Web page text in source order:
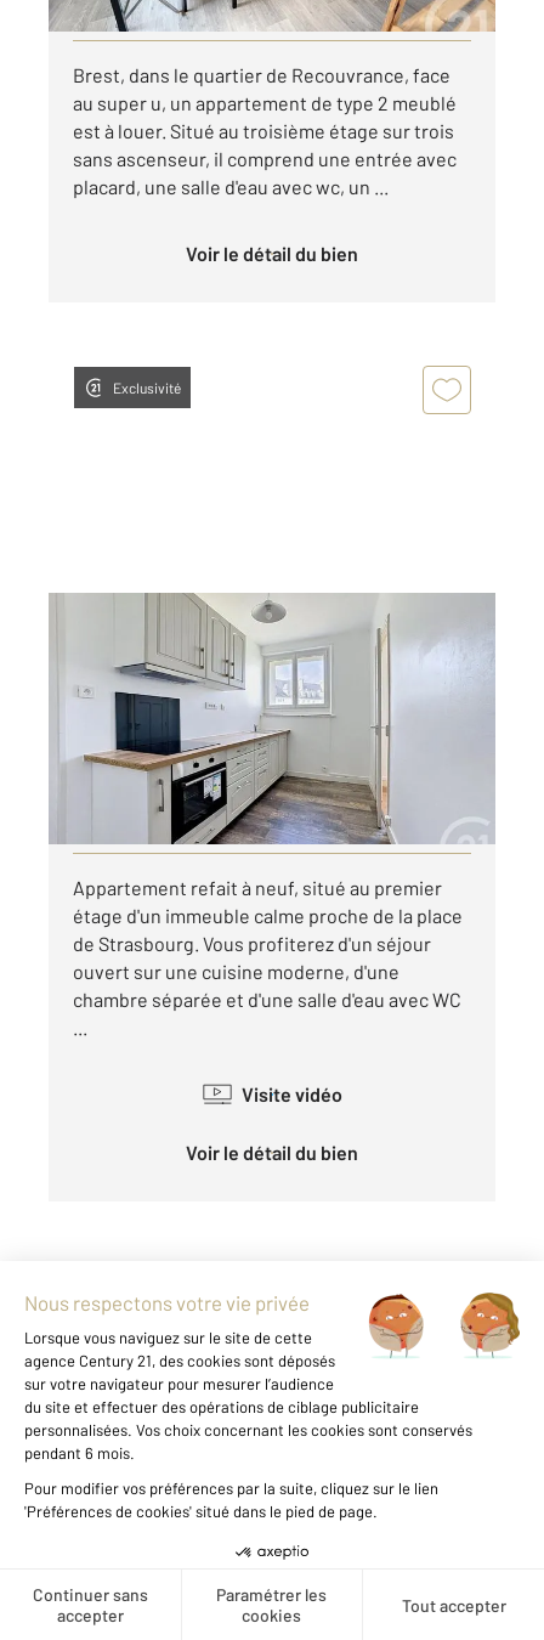
Créer une alerte
Visiter le site dédié
Brest, dans le quartier de Recouvrance, face
au super u, un appartement de type 2 meublé
est à louer. Situé au troisième étage sur trois
sans ascenseur, il comprend une entrée avec
placard, une salle d'eau avec wc, un ...
Voir le détail du bien
Exclusivité
, 2 pièces
Ref : 7618
Appartement T2 à louer
580 €
par mois charges comprises
Visiter le site dédié
Appartement refait à neuf, situé au premier
étage d'un immeuble calme proche de la place
de Strasbourg. Vous profiterez d'un séjour
ouvert sur une cuisine moderne, d'une
chambre séparée et d'une salle d'eau avec WC
...
Visite vidéo
Voir le détail du bien
Appartement T3 à louer